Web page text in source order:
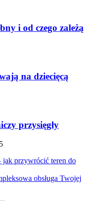
i od czego zależą
na dziecięcą
przysięgły
jak przywrócić teren do
obsługa Twojej